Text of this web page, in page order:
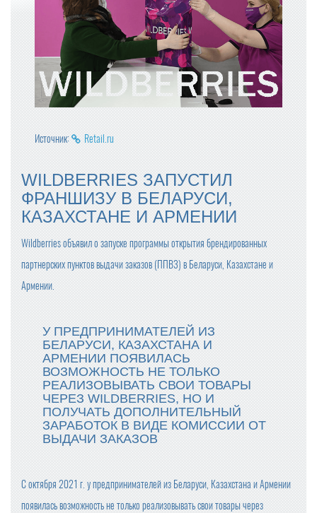
Источник: Retail.ru
WILDBERRIES ЗАПУСТИЛ
ФРАНШИЗУ В БЕЛАРУСИ,
КАЗАХСТАНЕ И АРМЕНИИ
Wildberries объявил о запуске программы открытия брендированных
партнерских пунктов выдачи заказов (ППВЗ) в Беларуси, Казахстане и
Армении.
У ПРЕДПРИНИМАТЕЛЕЙ ИЗ
БЕЛАРУСИ, КАЗАХСТАНА И
АРМЕНИИ ПОЯВИЛАСЬ
ВОЗМОЖНОСТЬ НЕ ТОЛЬКО
РЕАЛИЗОВЫВАТЬ СВОИ ТОВАРЫ
ЧЕРЕЗ WILDBERRIES, НО И
ПОЛУЧАТЬ ДОПОЛНИТЕЛЬНЫЙ
ЗАРАБОТОК В ВИДЕ КОМИССИИ ОТ
ВЫДАЧИ ЗАКАЗОВ
С октября 2021 г. у предпринимателей из Беларуси, Казахстана и Армении
появилась возможность не только реализовывать свои товары через